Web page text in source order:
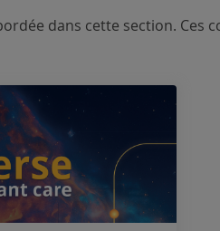
dans cette section. Ces